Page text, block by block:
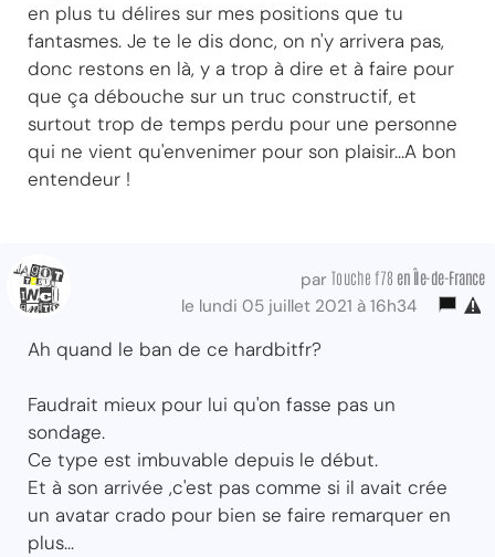
en plus tu délires sur mes positions que tu
fantasmes. Je te le dis donc, on n'y arrivera pas,
donc restons en là, y a trop à dire et à faire pour
que ça débouche sur un truc constructif, et
surtout trop de temps perdu pour une personne
qui ne vient qu'envenimer pour son plaisir...A bon
entendeur !
par Touche f78 en Île-de-France
le lundi 05 juillet 2021 à 16h34
Ah quand le ban de ce hardbitfr?
Faudrait mieux pour lui qu'on fasse pas un
sondage.
Ce type est imbuvable depuis le début.
Et à son arrivée ,c'est pas comme si il avait crée
un avatar crado pour bien se faire remarquer en
plus...